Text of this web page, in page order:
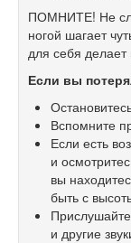
ПОМНИТЕ! Не
ногой шагает
для себя делает
Если вы
Вспомните
Если есть
и
вы
быть с
и другие